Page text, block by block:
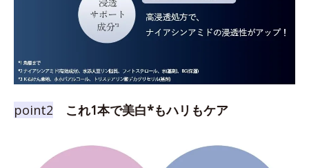
point2 これ1本で美白*もハリもケア